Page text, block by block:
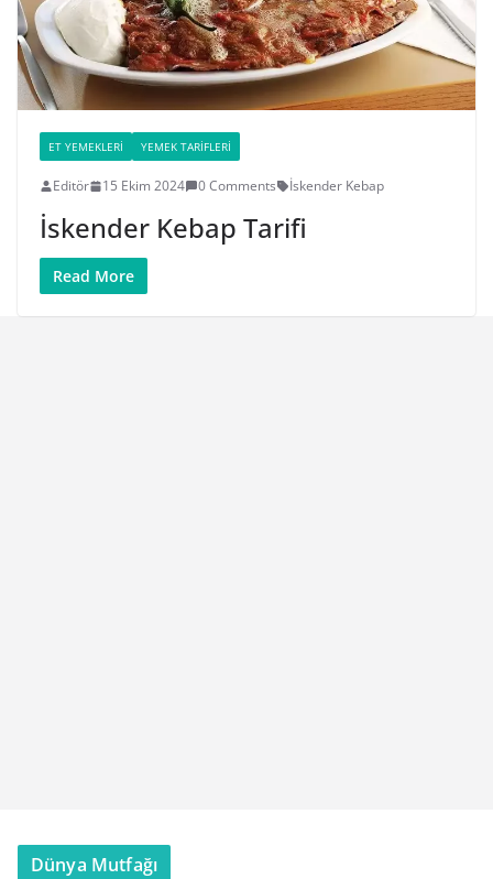
ET YEMEKLERI YEMEK TARIFLERI
Editör 15 Ekim 2024 0 Comments İskender Kebap
İskender Kebap Tarifi
Read More
Dünya Mutfağı